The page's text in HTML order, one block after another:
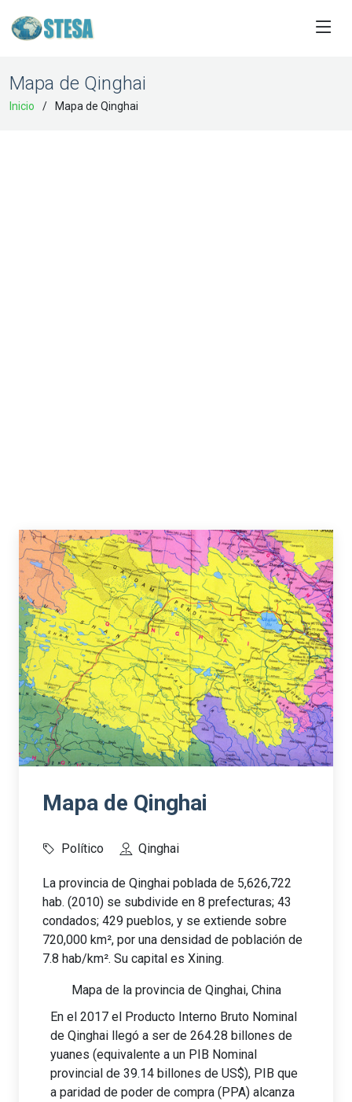
Mapa de Qinghai
Inicio Mapa de Qinghai
Mapa de Qinghai
Político Qinghai
La provincia de Qinghai poblada de 5,626,722
hab. (2010) se subdivide en 8 prefecturas; 43
condados; 429 pueblos, y se extiende sobre
720,000 km², por una densidad de población de
7.8 hab/km². Su capital es Xining.
Mapa de la provincia de Qinghai, China
En el 2017 el Producto Interno Bruto Nominal
de Qinghai llegó a ser de 264.28 billones de
yuanes (equivalente a un PIB Nominal
provincial de 39.14 billones de US$), PIB que
a paridad de poder de compra (PPA) alcanza